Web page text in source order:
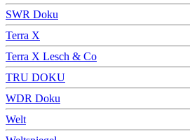
SWR Doku
Terra X
Terra X Lesch & Co
TRU DOKU
WDR Doku
Welt